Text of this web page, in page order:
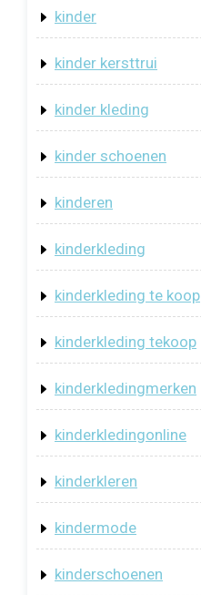
kinder
kinder kersttrui
kinder kleding
kinder schoenen
kinderen
kinderkleding
kinderkleding te koop
kinderkleding tekoop
kinderkledingmerken
kinderkledingonline
kinderkleren
kindermode
kinderschoenen